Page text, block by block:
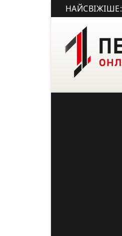
НАЙСВІЖІШЕ: